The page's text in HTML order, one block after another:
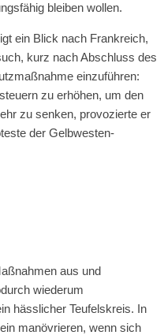
bleiben wollen.
ein Blick nach Frankreich,
kurz nach Abschluss des
einzuführen:
zu erhöhen, um den
zu senken, provozierte er
der Gelbwesten-
aus und
wiederum
hässlicher Teufelskreis. In
manövrieren, wenn sich